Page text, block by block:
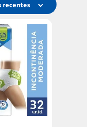
recentes